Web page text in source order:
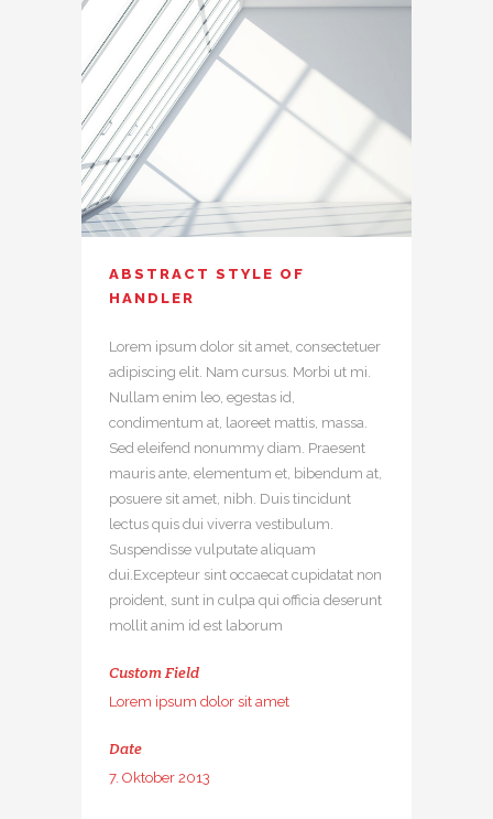
ABSTRACT STYLE OF
HANDLER
Lorem ipsum dolor sit amet, consectetuer
adipiscing elit. Nam cursus. Morbi ut mi.
Nullam enim leo, egestas id,
condimentum at, laoreet mattis, massa.
Sed eleifend nonummy diam. Praesent
mauris ante, elementum et, bibendum at,
posuere sit amet, nibh. Duis tincidunt
lectus quis dui viverra vestibulum.
Suspendisse vulputate aliquam
dui.Excepteur sint occaecat cupidatat non
proident, sunt in culpa qui officia deserunt
mollit anim id est laborum
Custom Field
Lorem ipsum dolor sit amet
Date
7. Oktober 2013